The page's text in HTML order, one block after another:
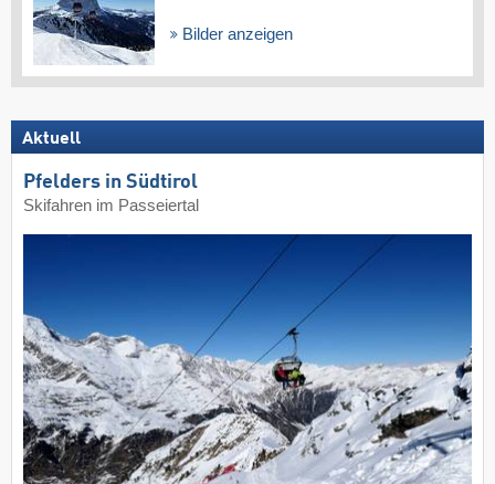
Bilder anzeigen
Aktuell
Pfelders in Südtirol
Skifahren im Passeiertal